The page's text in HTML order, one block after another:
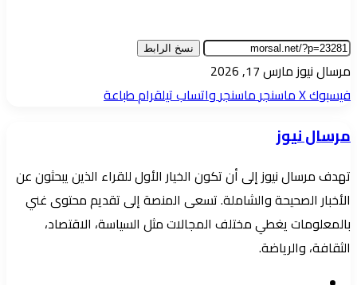
نسخ الرابط
مرسال نيوزأرسل
بريدا
مارس 17, 2026
فيسبوك‫Xماسنجرماسنجرواتسابتيلقرامطباعة
مرسال نيوز
تهدف مرسال نيوز إلى أن تكون الخيار الأول للقراء الذين يبحثون عن
الأخبار الصحيحة والشاملة. تسعى المنصة إلى تقديم محتوى غني
بالمعلومات يغطي مختلف المجالات مثل السياسة، الاقتصاد،
الثقافة، والرياضة.